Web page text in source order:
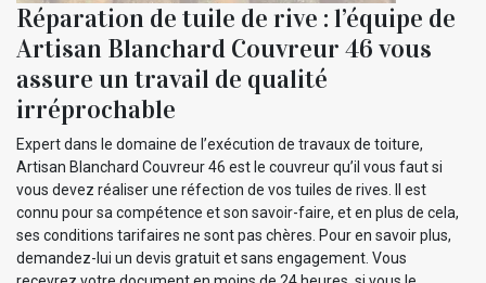
Réparation de tuile de rive : l’équipe de
Artisan Blanchard Couvreur 46 vous
assure un travail de qualité
irréprochable
Expert dans le domaine de l’exécution de travaux de toiture,
Artisan Blanchard Couvreur 46 est le couvreur qu’il vous faut si
vous devez réaliser une réfection de vos tuiles de rives. Il est
connu pour sa compétence et son savoir-faire, et en plus de cela,
ses conditions tarifaires ne sont pas chères. Pour en savoir plus,
demandez-lui un devis gratuit et sans engagement. Vous